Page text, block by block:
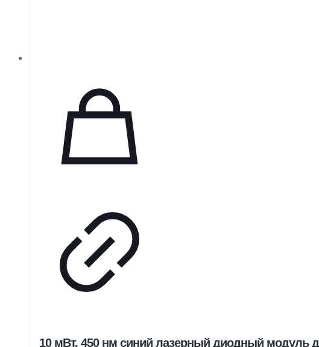
10 мВт, 450 нм синий лазерный диодный модуль